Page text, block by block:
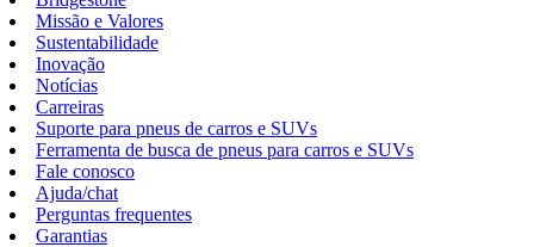
Missão e Valores
Sustentabilidade
Inovação
Notícias
Carreiras
Suporte para pneus de carros e SUVs
Ferramenta de busca de pneus para carros e SUVs
Fale conosco
Ajuda/chat
Perguntas frequentes
Garantias